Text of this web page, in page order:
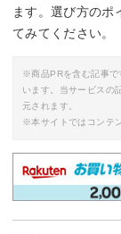
ます。選び方のポ
てみてください。
※商品PRを含む記事で
います。当サービスの
元されます。
※本サイトではコンテ